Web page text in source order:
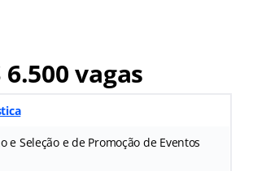
vagas
Seleção e de Promoção de Eventos